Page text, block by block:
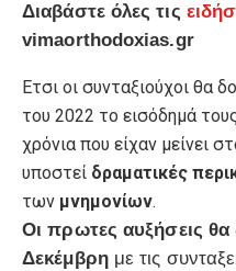
Διαβάστε όλες τις
vimaorthodoxias.gr
Ετσι οι συνταξιούχοι θα
του 2022 το εισόδημά
χρόνια που είχαν μείνει
υποστεί δραματικές
των μνημονίων.
Οι πρωτες αυξήσεις
Δεκέμβρημε τις